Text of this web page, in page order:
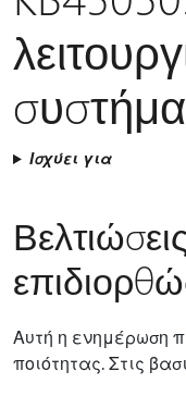
Ισχύει για
Αυτή η ενημέρωση
ποιότητας. Στις